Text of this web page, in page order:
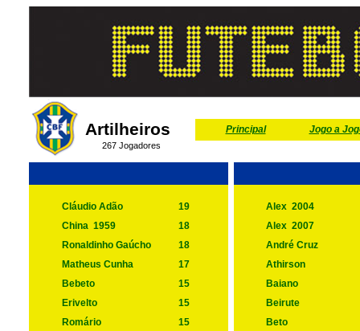
Artilheiros Principal Jogo a
267 Jogadores
Cláudio Adão 19 Alex 2004
China 1959 18 Alex 2007
Ronaldinho Gaúcho
18
André Cruz
Matheus Cunha
17
Athirson
Bebeto
15
Baiano
Erivelto
15
Beirute
Romário
15
Beto